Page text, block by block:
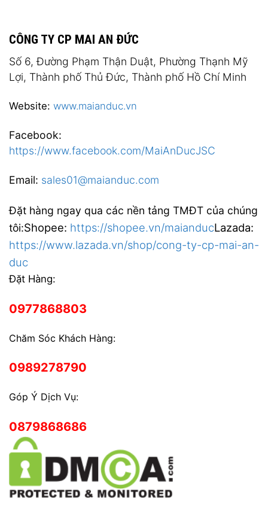
CÔNG TY CP MAI AN ĐỨC
Số 6, Đường Phạm Thận Duật, Phường Thạnh Mỹ
Lợi, Thành phố Thủ Đức, Thành phố Hồ Chí Minh
Website: www.maianduc.vn
Facebook:
https://www.facebook.com/MaiAnDucJSC
Email: sales01@maianduc.com
Đặt hàng ngay qua các nền tảng TMĐT của chúng
tôi:Shopee: https://shopee.vn/maianducLazada:
https://www.lazada.vn/shop/cong-ty-cp-mai-an-
duc
Đặt Hàng:
0977868803
Chăm Sóc Khách Hàng:
0989278790
Góp Ý Dịch Vụ:
0879868686